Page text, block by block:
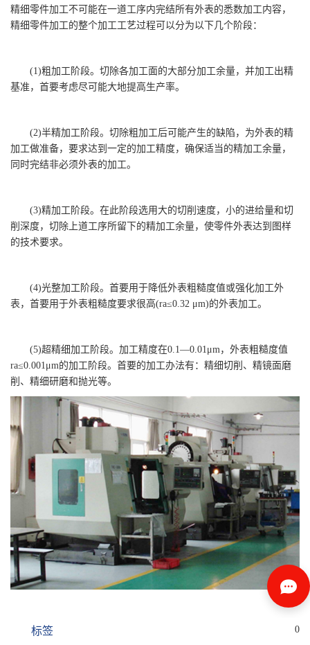
精细零件加工不可能在一道工序内完结所有外表的悉数加工内容，
精细零件加工的整个加工工艺过程可以分为以下几个阶段：
(1)粗加工阶段。切除各加工面的大部分加工余量，并加工出精
基准，首要考虑尽可能大地提高生产率。
(2)半精加工阶段。切除粗加工后可能产生的缺陷，为外表的精
加工做准备，要求达到一定的加工精度，确保适当的精加工余量，
同时完结非必须外表的加工。
(3)精加工阶段。在此阶段选用大的切削速度，小的进给量和切
削深度，切除上道工序所留下的精加工余量，使零件外表达到图样
的技术要求。
(4)光整加工阶段。首要用于降低外表粗糙度值或强化加工外
表，首要用于外表粗糙度要求很高(ra≤0.32 μm)的外表加工。
(5)超精细加工阶段。加工精度在0.1—0.01μm，外表粗糙度值
ra≤0.001μm的加工阶段。首要的加工办法有：精细切削、精镜面磨
削、精细研磨和抛光等。
标签 0